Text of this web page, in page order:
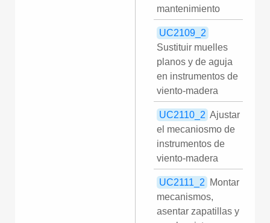
mantenimiento
UC2109_2
Sustituir muelles
planos y de aguja
en instrumentos de
viento-madera
UC2110_2 Ajustar
el mecaniosmo de
instrumentos de
viento-madera
UC2111_2
Montar
mecanismos,
asentar zapatillas y